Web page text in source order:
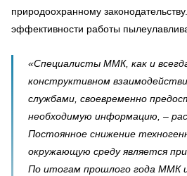
природоохранному
эффективности работы
«Специалисты ММК, как и
конструктивном
службами, своевременно
необходимую информацию, –
Постоянное снижение
окружающую среду является
По итогам прошлого года ММК